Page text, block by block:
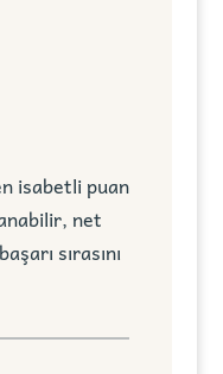
isabetli puan
net
sırasını